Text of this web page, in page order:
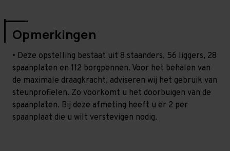
Opmerkingen
• Deze opstelling bestaat uit 8 staanders, 56 liggers, 28
spaanplaten en 112 borgpennen. Voor het behalen van
de maximale draagkracht, adviseren wij het gebruik van
steunprofielen. Zo voorkomt u het doorbuigen van de
spaanplaten. Bij deze afmeting heeft u er 2 per
spaanplaat die u wilt verstevigen nodig.